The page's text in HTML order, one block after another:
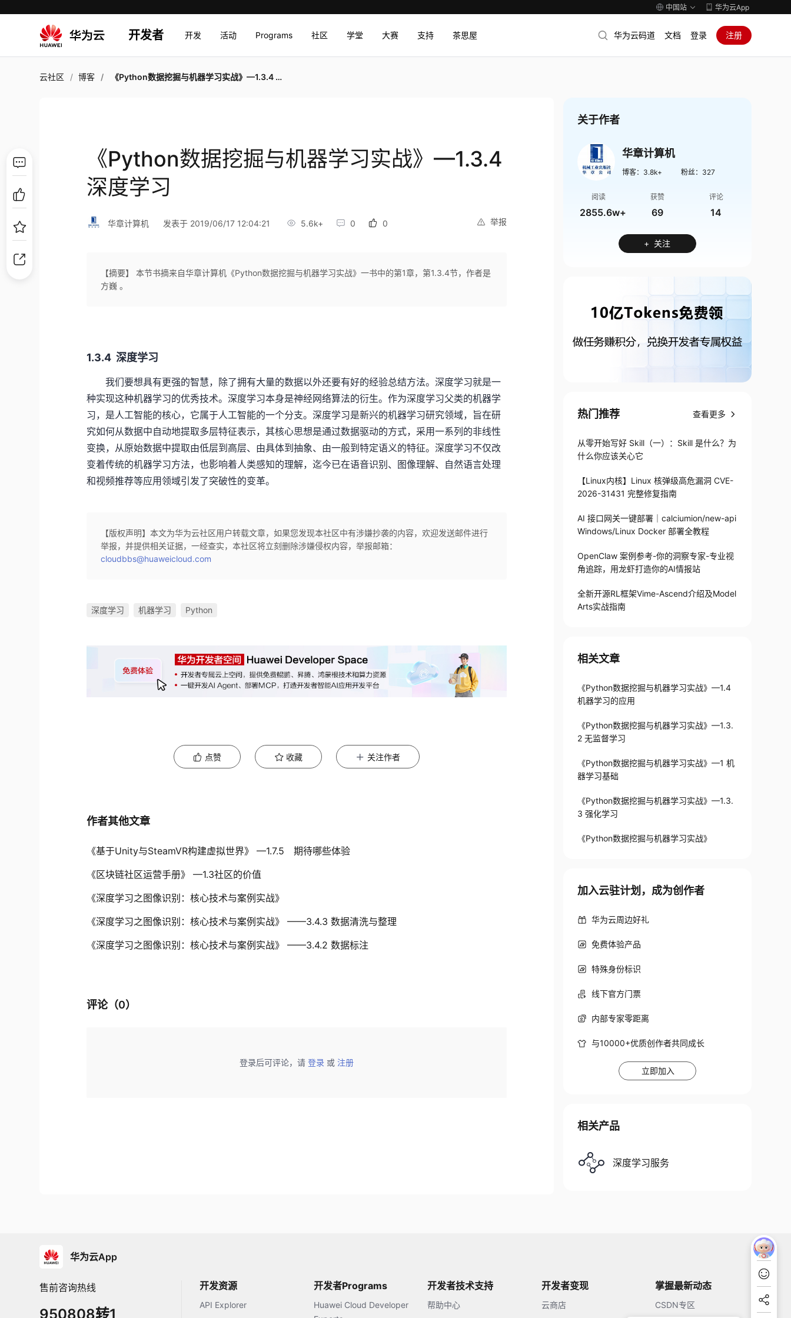
中国站 华为云App
开发者 开发 活动 Programs 社区 学堂 大赛 支持 茶思屋 华为云码道 文档 登录 注册
云社区 博客 《Python数据挖掘与机器学习实战》—1.3.4 深度学习
《Python数据挖掘与机器学习实战》—1.3.4
深度学习
举报
华章计算机 发表于 2019/06/17 12:04:21 5.6k+ 0 0
【摘要】 本节书摘来自华章计算机《Python数据挖掘与机器学习实战》一书中的第1章，第1.3.4节，作者是
方巍 。
1.3.4 深度学习
我们要想具有更强的智慧，除了拥有大量的数据以外还要有好的经验总结方法。深度学习就是一
种实现这种机器学习的优秀技术。深度学习本身是神经网络算法的衍生。作为深度学习父类的机器学
习，是人工智能的核心，它属于人工智能的一个分支。深度学习是新兴的机器学习研究领域，旨在研
究如何从数据中自动地提取多层特征表示，其核心思想是通过数据驱动的方式，采用一系列的非线性
变换，从原始数据中提取由低层到高层、由具体到抽象、由一般到特定语义的特征。深度学习不仅改
变着传统的机器学习方法，也影响着人类感知的理解，迄今已在语音识别、图像理解、自然语言处理
和视频推荐等应用领域引发了突破性的变革。
【版权声明】本文为华为云社区用户转载文章，如果您发现本社区中有涉嫌抄袭的内容，欢迎发送邮件进行
举报，并提供相关证据，一经查实，本社区将立刻删除涉嫌侵权内容，举报邮箱：
cloudbbs@huaweicloud.com
深度学习 机器学习 Python
点赞 收藏 关注作者
作者其他文章
《基于Unity与SteamVR构建虚拟世界》 —1.7.5 期待哪些体验
《区块链社区运营手册》 —1.3社区的价值
《深度学习之图像识别：核心技术与案例实战》
《深度学习之图像识别：核心技术与案例实战》 ——3.4.3 数据清洗与整理
《深度学习之图像识别：核心技术与案例实战》 ——3.4.2 数据标注
评论（0）
登录后可评论，请 登录 或 注册
关于作者
华章计算机
博客： 3.8k+ 粉丝： 327
阅读
2855.6w+
获赞
69
评论
14
+ 关注
热门推荐 查看更多
从零开始写好 Skill（一）：Skill 是什么？为
什么你应该关心它
【Linux内核】Linux 核弹级高危漏洞 CVE-
2026-31431 完整修复指南
AI 接口网关一键部署｜calciumion/new-api
Windows/Linux Docker 部署全教程
OpenClaw 案例参考-你的洞察专家-专业视
角追踪，用龙虾打造你的AI情报站
全新开源RL框架Vime-Ascend介绍及Model
Arts实战指南
相关文章
《Python数据挖掘与机器学习实战》—1.4
机器学习的应用
《Python数据挖掘与机器学习实战》—1.3.
2 无监督学习
《Python数据挖掘与机器学习实战》—1 机
器学习基础
《Python数据挖掘与机器学习实战》—1.3.
3 强化学习
《Python数据挖掘与机器学习实战》
加入云驻计划，成为创作者
华为云周边好礼
免费体验产品
特殊身份标识
线下官方门票
内部专家零距离
与10000+优质创作者共同成长
立即加入
相关产品
深度学习服务
华为云App
售前咨询热线
950808转1
开发资源
API Explorer
开发者Programs
Huawei Cloud Developer
开发者技术支持
帮助中心
开发者变现
云商店
掌握最新动态
CSDN专区